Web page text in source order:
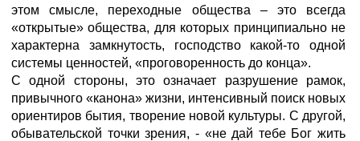
этом смысле, переходные общества – это всегда
«открытые» общества, для которых принципиально не
характерна замкнутость, господство какой-то одной
системы ценностей, «проговоренность до конца».
С одной стороны, это означает разрушение рамок,
привычного «канона» жизни, интенсивный поиск новых
ориентиров бытия, творение новой культуры. С другой,
обывательской точки зрения, - «не дай тебе Бог жить